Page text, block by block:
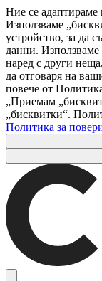
Ние се
Използваме
устройство, за да
данни.
наред с други
да отговаря на
повече от
„Приемам
„бисквитки“.
Политика за